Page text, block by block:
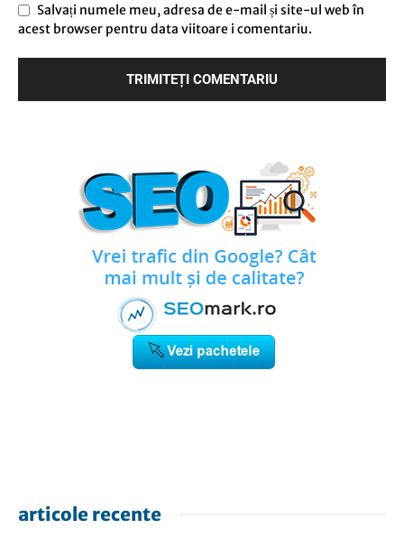
Salvați numele meu, adresa de e-mail și site-ul web în
acest browser pentru data viitoare i comentariu.
articole recente